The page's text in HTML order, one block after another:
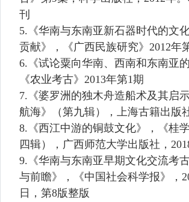
刊
5. 《华南与东南亚新石器时代的文
贡献》，《广西民族研究》 2012年
6. 《试论粟向华南、西南和东南亚
《农业考古》 2013年第1期
7. 《婆罗洲的独木舟造船术及其启
航海》（第九辑），上海古籍出版
8. 《西江中游的铜鼓文化》，《桂
四辑），广西师范大学出版社，
9. 《华南与东南亚早期文化交流考
与前瞻》，《中国社会科学报》，
日，第8版整版